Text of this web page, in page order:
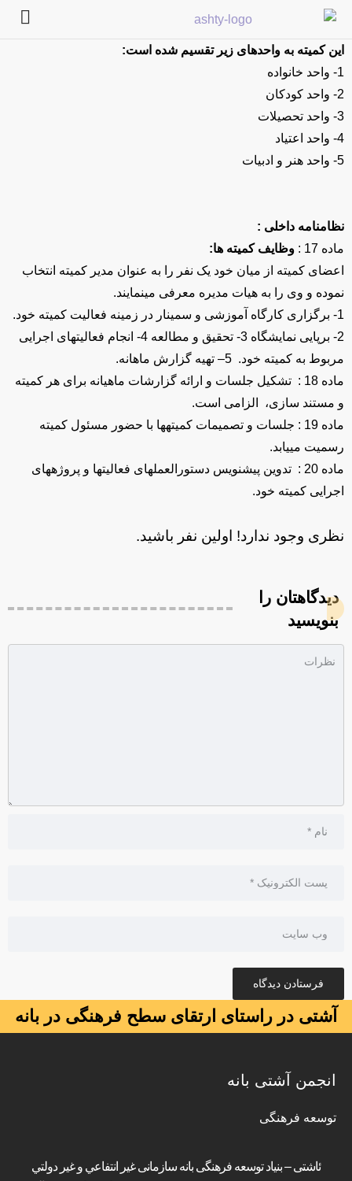
این کمیتە بە واحدهای زیر تقسیم شدە است:
1- واحد خانواده
2- واحد کودکان
3- واحد تحصیلات
4- واحد اعتیاد
5- واحد هنر و ادبیات
نظامنامە داخلی :
ماده 17 :
وظایف کمیته‏ ها:
اعضای کمیته از میان خود یک نفر را به عنوان مدیر کمیته انتخاب
نموده و وی را به هیات مدیره معرفی مینمایند.
1- برگزاری کارگاه آموزشی و سمینار در زمینه فعالیت کمیته خود.
2- برپایی نمایشگاه 3- تحقیق و مطالعه 4- انجام فعالیت‏های اجرایی
مربوط به کمیته خود. 5– تهیه گزارش ماهانه.
ماده 18 : تشکیل جلسات و ارائه گزارشات ماهیانه برای هر کمیته
و مستند سازی، الزامی است.
ماده 19 : جلسات و تصمیمات کمیته‏ها با حضور مسئول کمیته
رسمیت می‏یابد.
ماده 20 : تدوین پیشنویس دستورالعمل‏های فعالیتها و پروژه‏های
اجرایی کمیته خود.
نظری وجود ندارد! اولین نفر باشید.
دیدگاهتان را
بنویسید
آشتی در راستای ارتقای سطح فرهنگی در بانه
انجمن آشتی بانه
توسعه فرهنگی
ئاشتی – بنیاد توسعه فرهنگی بانه سازمانی غير انتفاعي و غير دولتي